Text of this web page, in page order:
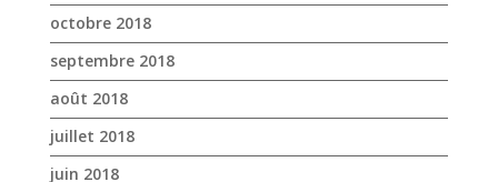
octobre 2018
septembre 2018
août 2018
juillet 2018
juin 2018